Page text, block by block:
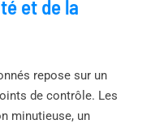
et de la
repose sur un
de contrôle. Les
minutieuse, un